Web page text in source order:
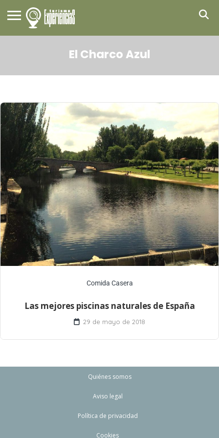
El Charco Azul
Comida Casera
Las mejores piscinas naturales de España
29 de mayo de 2018
Quiénes somos
Aviso legal
Política de privacidad
Cookies